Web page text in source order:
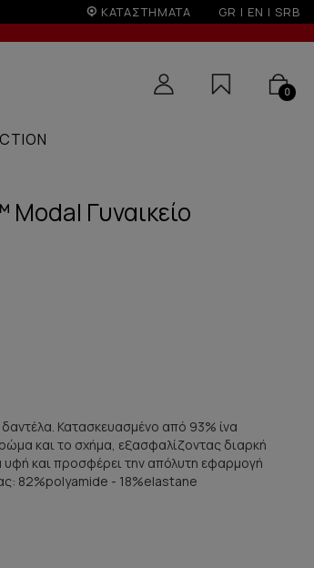
ΚΑΤΑΣΤΗΜΑΤΑ GR | EN | SRB
0
Γυναικείο
Κατασκευασμένο από 93% ίνα
και το σχήμα, εξασφαλίζοντας διαρκή
υφή και προσφέρει την απόλυτη εφαρμογή
82%polyamide - 18%elastane